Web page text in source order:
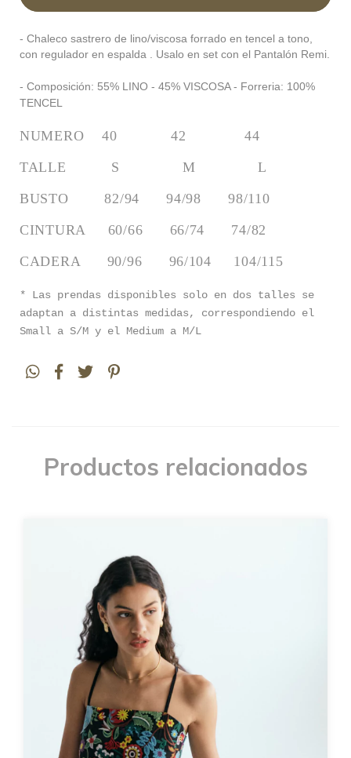
- Chaleco sastrero de lino/viscosa forrado en tencel a tono,
con regulador en espalda
Usalo en set con el Pantalón Remi.
- Composición: 55% LINO - 45% VISCOSA - Forreria: 100%
TENCEL
NUMERO    40            42             44
TALLE          S              M              L
BUSTO        82/94      94/98      98/110
CINTURA     60/66      66/74      74/82
CADERA      90/96      96/104     104/115
* Las prendas disponibles solo en dos talles se
adaptan a distintas medidas, correspondiendo el
Small a S/M y el Medium a M/L
Productos relacionados